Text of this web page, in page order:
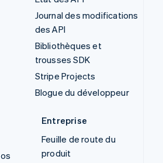
Journal des modifications
des API
Bibliothèques et
trousses SDK
Stripe Projects
Blogue du développeur
Entreprise
Feuille de route du
produit